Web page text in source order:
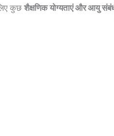
कुछ शैक्षणिक योग्यताएं और आयु